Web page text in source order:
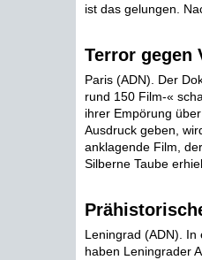
ist das gelungen.
Terror gegen
Paris (ADN). Der
rund 150 Film-«
ihrer Empörung
Ausdruck geben,
anklagende Film,
Silberne Taube
Leningrad (ADN). In
haben Leningrader